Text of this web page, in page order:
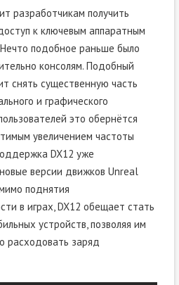
разработчикам получить
к ключевым аппаратным
подобное раньше было
консолям. Подобный
снять существенную часть
и графического
это обернётся
увеличением частоты
DX12 уже
версии движков Unreal
поднятия
в играх, DX12 обещает стать
устройств, позволяя им
расходовать заряд